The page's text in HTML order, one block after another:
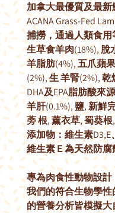
加拿大最優質及最
ACANA Grass-Fed
捕撈，通過人類食
生草食羊肉(18%), 脫
羊脂肪(4%), 五爪蘋
(2%), 生 羊腎(2%),
DHA及EPA脂肪酸來
羊肝(0.1%), 鹽, 新鮮
蒡 根, 薰衣草, 蜀葵根
添加物：維生素D3,E
維生素Ｅ為天然防腐
專為肉食性動物設計
我們的符合生物學
的營養分析皆模擬大